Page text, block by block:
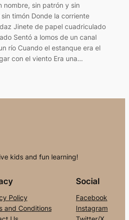
nombre, sin patrón y sin
timón Donde la corriente
Jinete de papel cuadriculado
Sentó a lomos de un canal
río Cuando el estanque era el
con el viento Era una…
kids and fun learning!
Policy
and Conditions
Social
Facebook
Instagram